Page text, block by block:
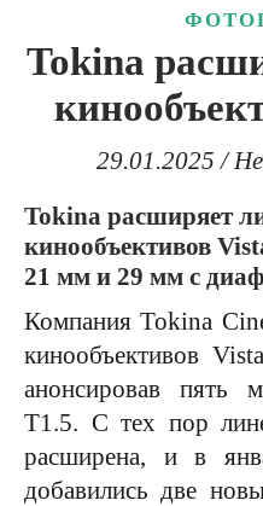
Tokina
29.01.2025 /
Tokina расширяет
кинообъективов
21 мм и 29 мм с
Компания Tokina Cinema представила серию
кинообъективов
анонсировав пять
T1.5. С тех пор
расширена, и в
добавились две